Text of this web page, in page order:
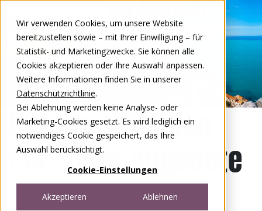
Wir verwenden Cookies, um unsere Website
bereitzustellen sowie – mit Ihrer Einwilligung – für
Statistik- und Marketingzwecke. Sie können alle
Cookies akzeptieren oder Ihre Auswahl anpassen.
Weitere Informationen finden Sie in unserer
Datenschutzrichtlinie.
Bei Ablehnung werden keine Analyse- oder
Marketing-Cookies gesetzt. Es wird lediglich ein
notwendiges Cookie gespeichert, das Ihre
Auswahl berücksichtigt.
Cookie-Einstellungen
Akzeptieren Ablehnen
Unsere aktuellen
car-tours Angebote
DEFR
Open menu